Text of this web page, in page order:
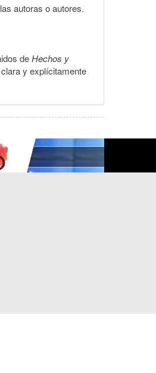
autoras o autores.
deHechos y
y explícitamente